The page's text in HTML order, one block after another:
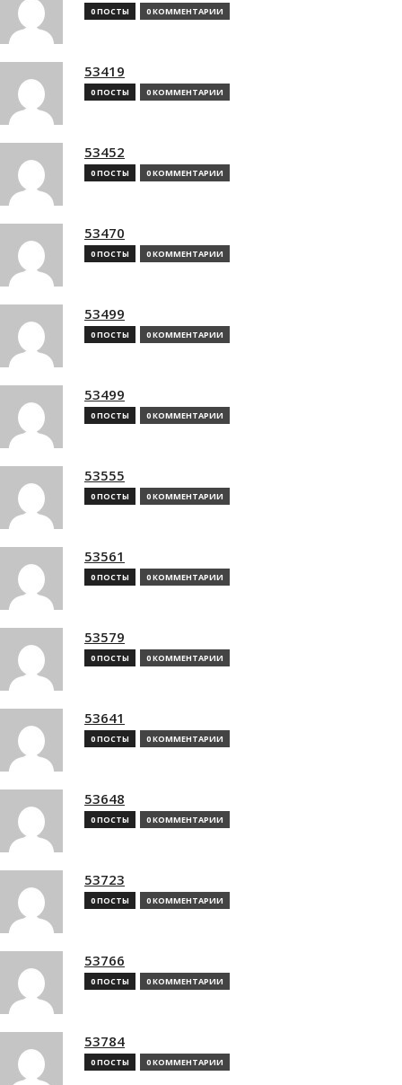
0 ПОСТЫ 0 КОММЕНТАРИИ
53419
0 ПОСТЫ 0 КОММЕНТАРИИ
53452
0 ПОСТЫ 0 КОММЕНТАРИИ
53470
0 ПОСТЫ 0 КОММЕНТАРИИ
53499
0 ПОСТЫ 0 КОММЕНТАРИИ
53499
0 ПОСТЫ 0 КОММЕНТАРИИ
53555
0 ПОСТЫ 0 КОММЕНТАРИИ
53561
0 ПОСТЫ 0 КОММЕНТАРИИ
53579
0 ПОСТЫ 0 КОММЕНТАРИИ
53641
0 ПОСТЫ 0 КОММЕНТАРИИ
53648
0 ПОСТЫ 0 КОММЕНТАРИИ
53723
0 ПОСТЫ 0 КОММЕНТАРИИ
53766
0 ПОСТЫ 0 КОММЕНТАРИИ
53784
0 ПОСТЫ 0 КОММЕНТАРИИ